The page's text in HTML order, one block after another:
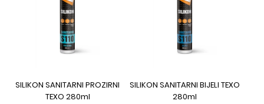
SILIKON SANITARNI PROZIRNI
TEXO 280ml
SILIKON SANITARNI BIJELI TEXO
280ml